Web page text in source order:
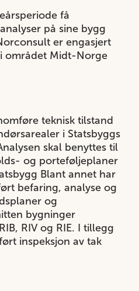
få
på sine bygg
er engasjert
området Midt-Norge
teknisk tilstand
i Statsbyggs
skal benyttes til
og porteføljeplaner
Blant annet har
befaring, analyse og
og
bygninger
RIV og RIE. I tillegg
inspeksjon av tak